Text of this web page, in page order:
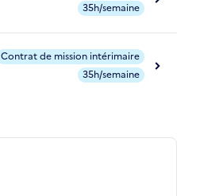
35h/semaine
Contrat de mission intérimaire
35h/semaine